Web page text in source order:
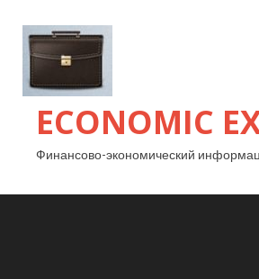
ECONOMIC
Финансово-экономический